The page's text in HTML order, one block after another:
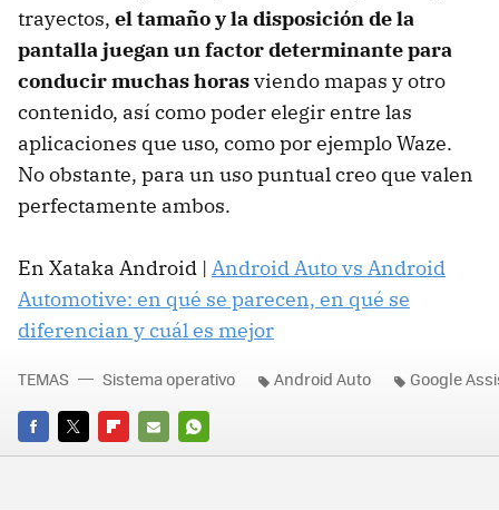
trayectos, el tamaño y la disposición de la
pantalla juegan un factor determinante para
conducir muchas horasviendo mapas y otro
contenido, así como poder elegir entre las
aplicaciones que uso, como por ejemplo Waze.
No obstante, para un uso puntual creo que valen
perfectamente ambos.
En Xataka Android | Android Auto vs Android
Automotive: en qué se parecen, en qué se
diferencian y cuál es mejor
FACEBOOK
TWITTERFLIPBOARD
E-
WHATSAPP
TEMAS Sistema operativo Android Auto Google